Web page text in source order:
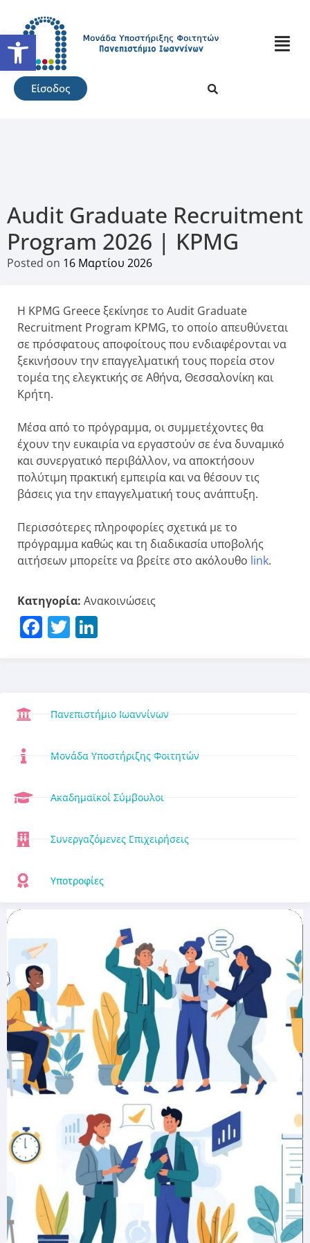
Ανοίξτε τη γραμμή
Είσοδος
Audit Graduate Recruitment
Program 2026 | KPMG
Posted on 16 Μαρτίου 2026
Η KPMG Greece ξεκίνησε το Audit Graduate
Recruitment Program KPMG, το οποίο απευθύνεται
σε πρόσφατους αποφοίτους που ενδιαφέρονται να
ξεκινήσουν την επαγγελματική τους πορεία στον
τομέα της ελεγκτικής σε Αθήνα, Θεσσαλονίκη και
Κρήτη.
Μέσα από το πρόγραμμα, οι συμμετέχοντες θα
έχουν την ευκαιρία να εργαστούν σε ένα δυναμικό
και συνεργατικό περιβάλλον, να αποκτήσουν
πολύτιμη πρακτική εμπειρία και να θέσουν τις
βάσεις για την επαγγελματική τους ανάπτυξη.
Περισσότερες πληροφορίες σχετικά με το
πρόγραμμα καθώς και τη διαδικασία υποβολής
αιτήσεων μπορείτε να βρείτε στο ακόλουθο link.
Κατηγορία: Ανακοινώσεις
Facebook
Twitter
Πανεπιστήμιο Ιωαννίνων
Μονάδα Υποστήριξης Φοιτητών
Ακαδημαϊκοί Σύμβουλοι
Συνεργαζόμενες Επιχειρήσεις
Υποτροφίες